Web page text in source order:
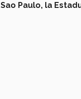
Sao Paulo, la